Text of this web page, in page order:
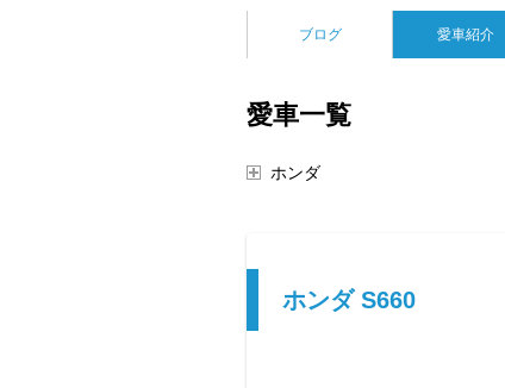
ブログ 愛車紹介
愛車一覧
ホンダ
ホンダ S660